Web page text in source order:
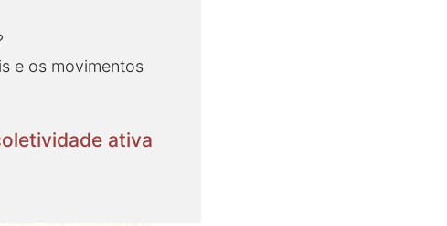
e os movimentos
ativa